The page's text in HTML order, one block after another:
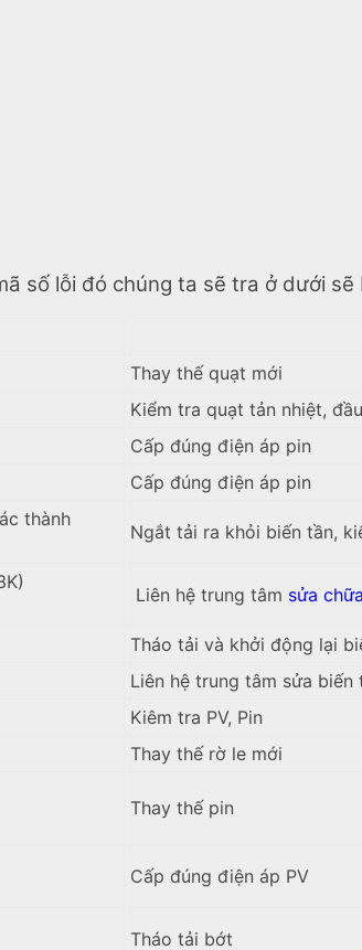
số lỗi đó chúng ta sẽ tra ở dưới
Thay thế quạt mới
Kiểm tra quạt tản nhiệt,
Cấp đúng điện áp pin
Cấp đúng điện áp pin
thành
Ngắt tải ra khỏi biến tần,
Liên hệ trung tâm sửa
Tháo tải và khởi động lại
Liên hệ trung tâm sửa biến
Kiêm tra PV, Pin
Thay thế rờ le mới
Thay thế pin
Cấp đúng điện áp PV
Tháo tải bớt